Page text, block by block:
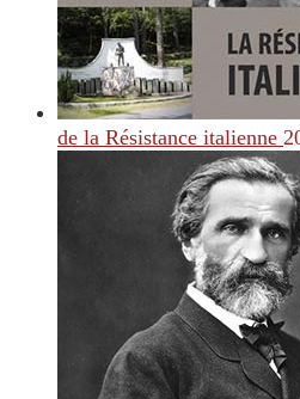
de la Résistance italienne